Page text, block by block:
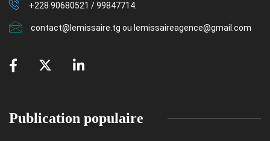
+228 90680521 / 99847714.
contact@lemissaire.tg ou lemissaireagence@gmail.com
Publication populaire